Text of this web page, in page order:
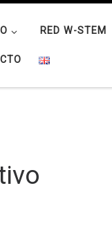
RED W-STEM